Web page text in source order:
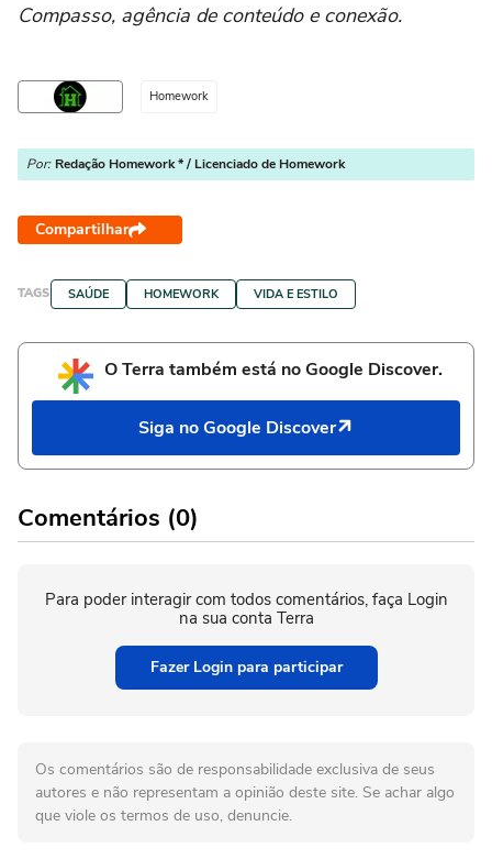
Compasso, agência de conteúdo e conexão.
Homework
Por: Redação Homework * / Licenciado de Homework
Compartilhar
TAGS SAÚDE HOMEWORK VIDA E ESTILO
O Terra também está no Google Discover.
Siga no Google Discover
Comentários (0)
Para poder interagir com todos comentários, faça Login
na sua conta Terra
Fazer Login para participar
Os comentários são de responsabilidade exclusiva de seus
autores e não representam a opinião deste site. Se achar algo
que viole os termos de uso, denuncie.